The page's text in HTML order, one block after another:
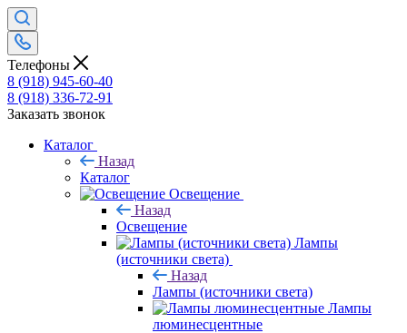
Телефоны
8 (918) 945-60-40
8 (918) 336-72-91
Заказать звонок
Каталог
Назад
Каталог
Освещение
Назад
Освещение
Лампы
(источники света)
Назад
Лампы (источники света)
Лампы
люминесцентные